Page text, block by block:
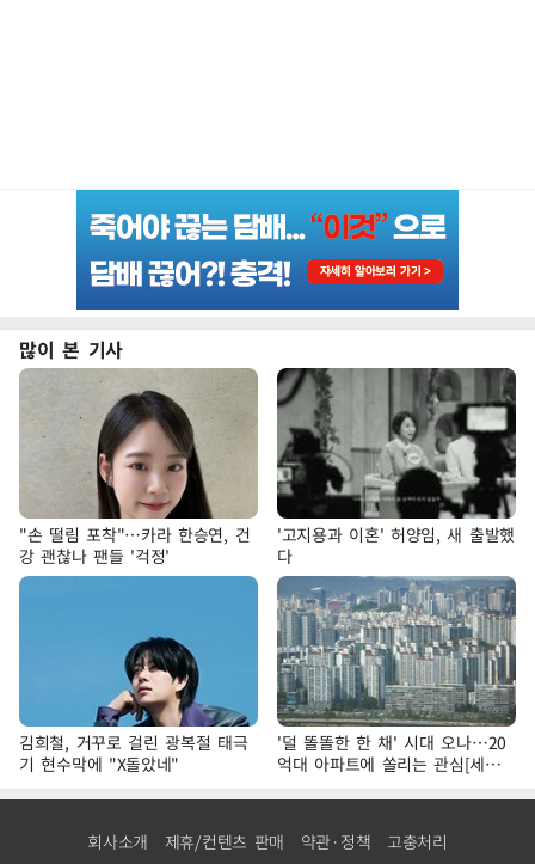
많이 본 기사
"손 떨림 포착"…카라 한승연, 건
강 괜찮나 팬들 '걱정'
'고지용과 이혼' 허양임, 새 출발했
다
김희철, 거꾸로 걸린 광복절 태극
기 현수막에 "X돌았네"
'덜 똘똘한 한 채' 시대 오나…20
억대 아파트에 쏠리는 관심[세제
개편, 그 이후②]
회사소개 제휴/컨텐츠 판매 약관·정책 고충처리